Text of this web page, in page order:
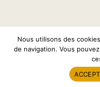
Nous utilisons des
de navigation. Vous